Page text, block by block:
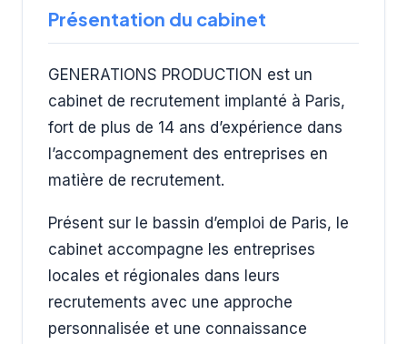
Présentation du cabinet
GENERATIONS PRODUCTION est un
cabinet de recrutement implanté à Paris,
fort de plus de 14 ans d’expérience dans
l’accompagnement des entreprises en
matière de recrutement.
Présent sur le bassin d’emploi de Paris, le
cabinet accompagne les entreprises
locales et régionales dans leurs
recrutements avec une approche
personnalisée et une connaissance